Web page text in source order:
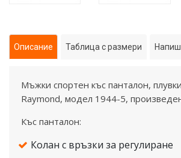
Описание Таблица с размери
Мъжки спортен къс панталон,
Raymond, модел 1944-5,
Къс панталон:
Колан с връзки за регулиране